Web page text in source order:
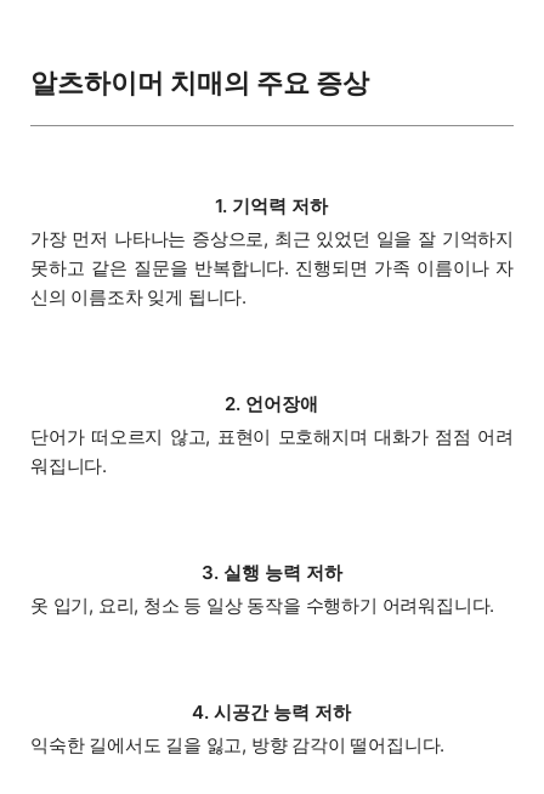
알츠하이머 치매의 주요 증상
1. 기억력 저하
가장 먼저 나타나는 증상으로, 최근 있었던 일을 잘 기억하지
못하고 같은 질문을 반복합니다. 진행되면 가족 이름이나 자
신의 이름조차 잊게 됩니다.
2. 언어장애
단어가 떠오르지 않고, 표현이 모호해지며 대화가 점점 어려
워집니다.
3. 실행 능력 저하
옷 입기, 요리, 청소 등 일상 동작을 수행하기 어려워집니다.
4. 시공간 능력 저하
익숙한 길에서도 길을 잃고, 방향 감각이 떨어집니다.